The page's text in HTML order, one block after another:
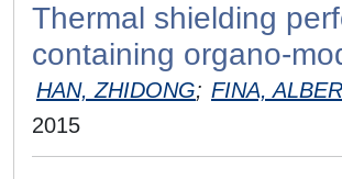
Thermal shielding
containing organo-
HAN, ZHIDONG; FINA,
2015